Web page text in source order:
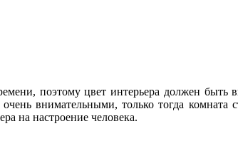
времени, поэтому цвет интерьера
внимательными, только тогда
на настроение человека.